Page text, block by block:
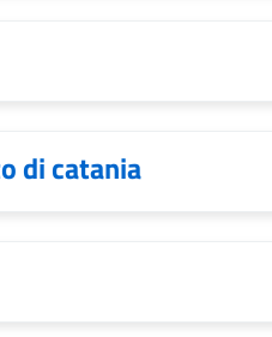
di catania